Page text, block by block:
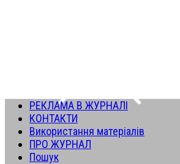
РЕКЛАМА В ЖУРНАЛІ
КОНТАКТИ
Використання матеріалів
ПРО ЖУРНАЛ
Пошук